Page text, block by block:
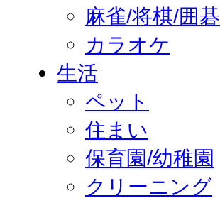
麻雀/将棋/囲碁
カラオケ
生活
ペット
住まい
保育園/幼稚園
クリーニング